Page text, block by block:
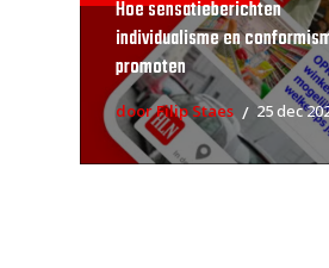
Hoe sensatieberichten
individualisme en
promoten
door Filip Staes 25 dec